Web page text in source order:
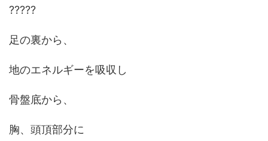
?????
足の裏から、
地のエネルギーを吸収し
骨盤底から、
胸、頭頂部分に